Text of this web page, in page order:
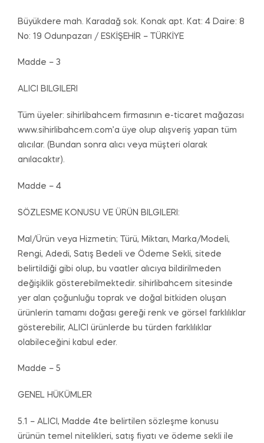
Büyükdere mah. Karadağ sok. Konak apt. Kat: 4 Daire: 8
No: 19 Odunpazarı / ESKİŞEHİR – TÜRKİYE
Madde – 3
ALICI BILGILERI
Tüm üyeler: sihirlibahcem firmasının e-ticaret mağazası
www.sihirlibahcem.com’a üye olup alışveriş yapan tüm
alıcılar. (Bundan sonra alıcı veya müşteri olarak
anılacaktır).
Madde – 4
SÖZLESME KONUSU VE ÜRÜN BILGILERI:
Mal/Ürün veya Hizmetin; Türü, Miktarı, Marka/Modeli,
Rengi, Adedi, Satış Bedeli ve Ödeme Sekli, sitede
belirtildiği gibi olup, bu vaatler alıcıya bildirilmeden
değişiklik gösterebilmektedir. sihirlibahcem sitesinde
yer alan çoğunluğu toprak ve doğal bitkiden oluşan
ürünlerin tamamı doğası gereği renk ve görsel farklılıklar
gösterebilir, ALICI ürünlerde bu türden farklılıklar
olabileceğini kabul eder.
Madde – 5
GENEL HÜKÜMLER
5.1 – ALICI, Madde 4te belirtilen sözleşme konusu
ürünün temel nitelikleri, satış fiyatı ve ödeme sekli ile